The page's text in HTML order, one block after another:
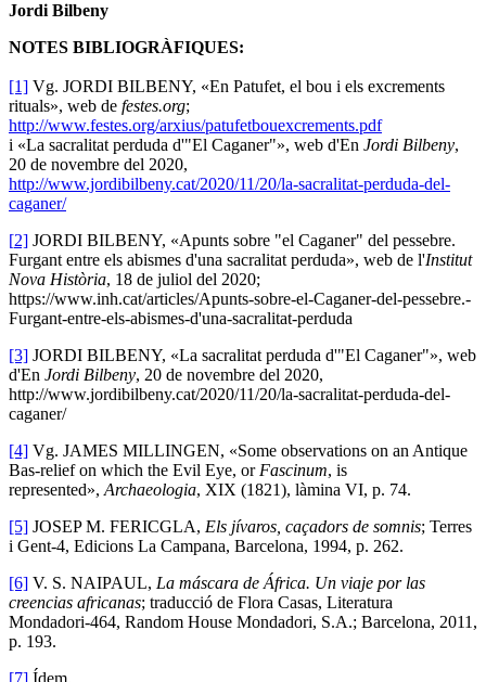
Jordi Bilbeny
NOTES BIBLIOGRÀFIQUES:
[1] Vg. JORDI BILBENY, «En Patufet, el bou i els excrements
rituals», web de festes.org;
http://www.festes.org/arxius/patufetbouexcrements.pdf
i «La sacralitat perduda d'"El Caganer"», web d'En Jordi Bilbeny,
20 de novembre del 2020,
http://www.jordibilbeny.cat/2020/11/20/la-sacralitat-perduda-del-
caganer/
[2] JORDI BILBENY, «Apunts sobre "el Caganer" del pessebre.
Furgant entre els abismes d'una sacralitat perduda», web de l'Institut
Nova Història, 18 de juliol del 2020;
https://www.inh.cat/articles/Apunts-sobre-el-Caganer-del-pessebre.-
Furgant-entre-els-abismes-d'una-sacralitat-perduda
[3] JORDI BILBENY, «La sacralitat perduda d'"El Caganer"», web
d'En Jordi Bilbeny, 20 de novembre del 2020,
http://www.jordibilbeny.cat/2020/11/20/la-sacralitat-perduda-del-
caganer/
[4] Vg. JAMES MILLINGEN, «Some observations on an Antique
Bas-relief on which the Evil Eye, or Fascinum, is
represented», Archaeologia, XIX (1821), làmina VI, p. 74.
[5] JOSEP M. FERICGLA, Els jívaros, caçadors de somnis; Terres
i Gent-4, Edicions La Campana, Barcelona, 1994, p. 262.
[6] V. S. NAIPAUL, La máscara de África. Un viaje por las
creencias africanas; traducció de Flora Casas, Literatura
Mondadori-464, Random House Mondadori, S.A.; Barcelona, 2011,
p. 193.
[7] Ídem.